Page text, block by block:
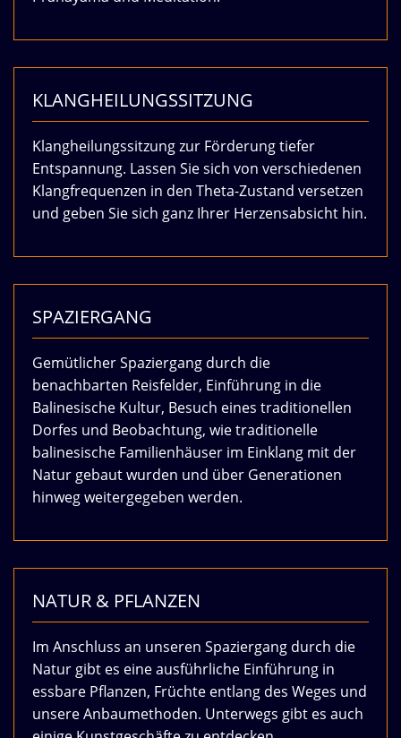
KLANGHEILUNGSSITZUNG
Klangheilungssitzung zur Förderung tiefer
Entspannung. Lassen Sie sich von verschiedenen
Klangfrequenzen in den Theta-Zustand versetzen
und geben Sie sich ganz Ihrer Herzensabsicht hin.
SPAZIERGANG
Gemütlicher Spaziergang durch die
benachbarten Reisfelder, Einführung in die
Balinesische Kultur, Besuch eines traditionellen
Dorfes und Beobachtung, wie traditionelle
balinesische Familienhäuser im Einklang mit der
Natur gebaut wurden und über Generationen
hinweg weitergegeben werden.
NATUR & PFLANZEN
Im Anschluss an unseren Spaziergang durch die
Natur gibt es eine ausführliche Einführung in
essbare Pflanzen, Früchte entlang des Weges und
unsere Anbaumethoden. Unterwegs gibt es auch